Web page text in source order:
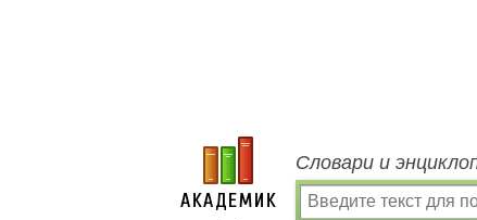
Словари и